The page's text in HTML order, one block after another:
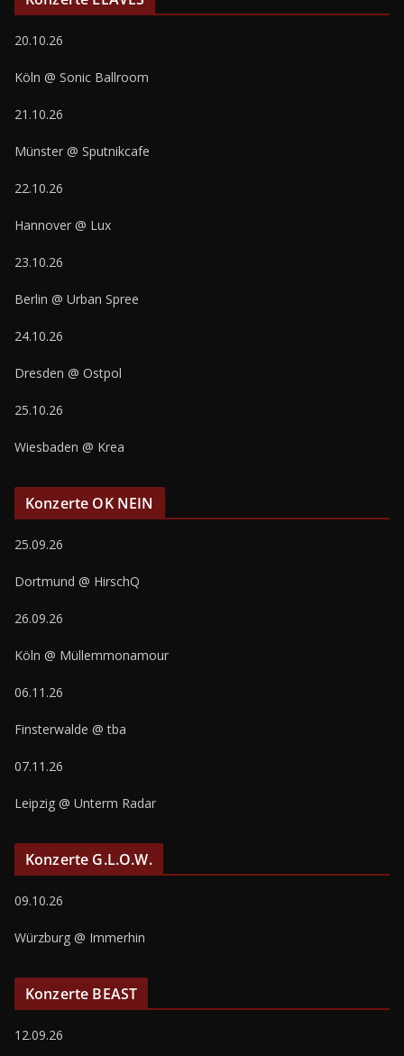
20.10.26
Köln @ Sonic Ballroom
21.10.26
Münster @ Sputnikcafe
22.10.26
Hannover @ Lux
23.10.26
Berlin @ Urban Spree
24.10.26
Dresden @ Ostpol
25.10.26
Wiesbaden @ Krea
Konzerte OK NEIN
25.09.26
Dortmund @ HirschQ
26.09.26
Köln @ Müllemmonamour
06.11.26
Finsterwalde @ tba
07.11.26
Leipzig @ Unterm Radar
Konzerte G.L.O.W.
09.10.26
Würzburg @ Immerhin
Konzerte BEAST
12.09.26